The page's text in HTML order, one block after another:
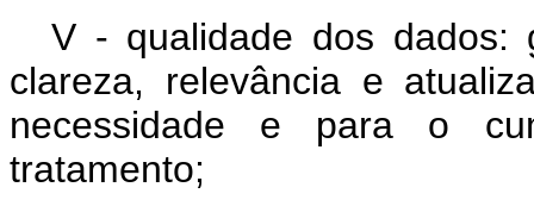
V - qualidade dos dados:
clareza, relevância e
necessidade e para o
tratamento;